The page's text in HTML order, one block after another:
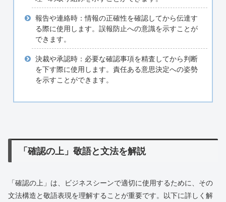
報告や連絡時：情報の正確性を確認してから伝達す
る際に使用します。誤報防止への意識を示すことが
できます。
決裁や承認時：必要な確認事項を精査してから判断
を下す際に使用します。責任ある意思決定への姿勢
を示すことができます。
「確認の上」敬語と文法を解説
「確認の上」は、ビジネスシーンで適切に使用するために、その
文法構造と敬語表現を理解することが重要です。以下に詳しく解